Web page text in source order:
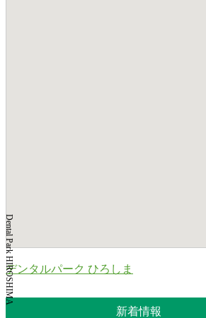
Dental Park HIROSHIMA
デンタルパーク ひろしま
新着情報